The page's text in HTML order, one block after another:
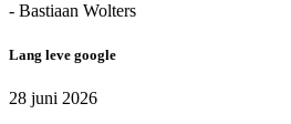
- Bastiaan Wolters
Lang leve google
28 juni 2026